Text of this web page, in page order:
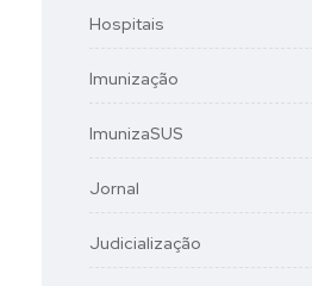
Hospitais
Imunização
ImunizaSUS
Jornal
Judicialização